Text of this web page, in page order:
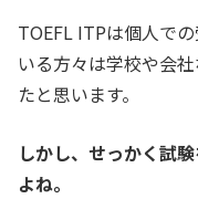
TOEFL ITPは個人で
いる方々は学校や会
たと思います。
しかし、せっかく試
よね。